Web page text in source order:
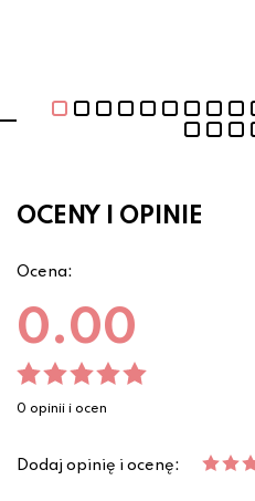
OCENY I OPINIE
Ocena:
0.00
0 opinii i ocen
Dodaj opinię i ocenę: